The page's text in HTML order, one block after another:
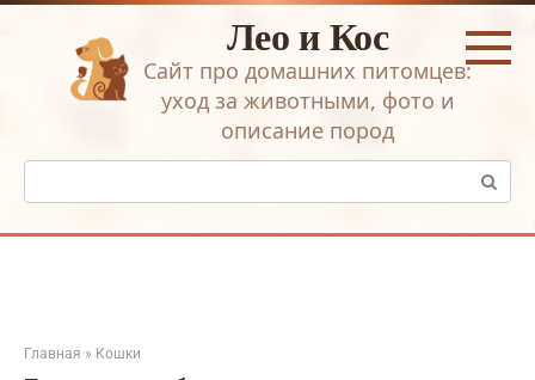
Перейти
Лео и Кос
Сайт про домашних питомцев:
уход за животными, фото и
описание пород
Поиск:
Главная » Кошки